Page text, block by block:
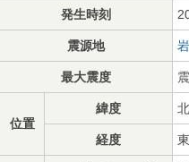
発生時刻
震源地
最大震度
位置
緯度
経度